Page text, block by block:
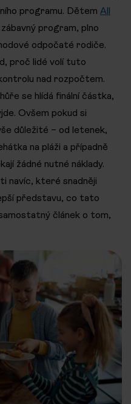
programu. Dětem All
program, plno
odpočaté rodiče.
proč lidé volí tuto
nad rozpočtem.
se hlídá finální částka,
Ovšem pokud si
důležité – od letenek,
na pláži a případně
žádné nutné náklady.
navíc, které snadněji
představu, co tato
článek o tom,